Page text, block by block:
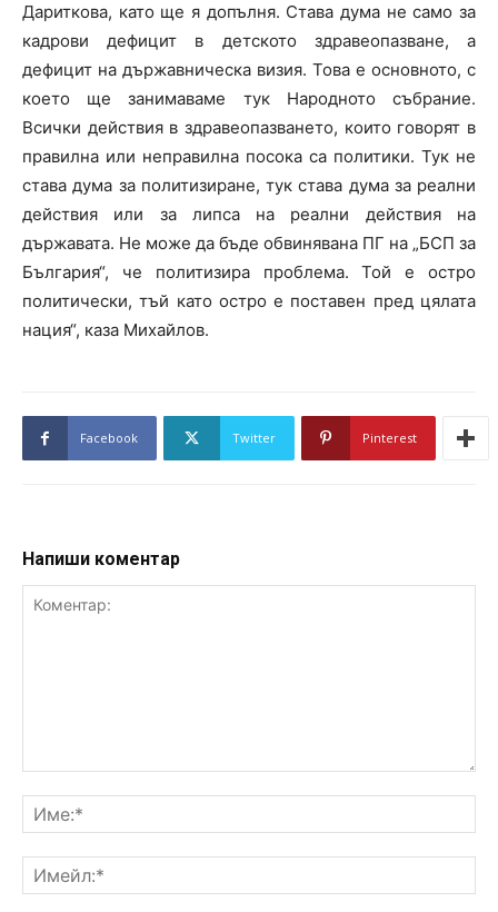
Дариткова, като ще я допълня. Става дума не само за
кадрови дефицит в детското здравеопазване, а
дефицит на държавническа визия. Това е основното, с
което ще занимаваме тук Народното събрание.
Всички действия в здравеопазването, които говорят в
правилна или неправилна посока са политики. Тук не
става дума за политизиране, тук става дума за реални
действия или за липса на реални действия на
държавата. Не може да бъде обвинявана ПГ на „БСП за
България“, че политизира проблема. Той е остро
политически, тъй като остро е поставен пред цялата
нация“, каза Михайлов.
Facebook Twitter Pinterest
Напиши коментар